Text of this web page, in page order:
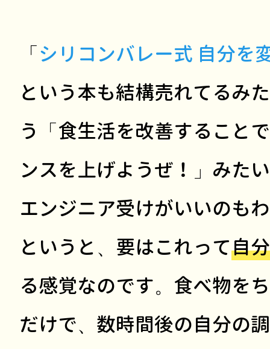
「シリコンバレー式 自分を
という本も結構売れてるみ
う「食生活を改善すること
ンスを上げようぜ！」みた
エンジニア受けがいいのも
というと、要はこれって自
る感覚なのです。食べ物を
だけで、数時間後の自分の